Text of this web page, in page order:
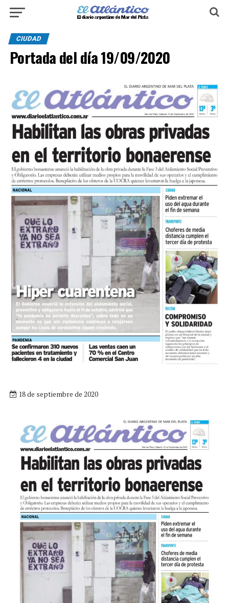
CIUDAD
Portada del día 19/09/2020
18 de septiembre de 2020